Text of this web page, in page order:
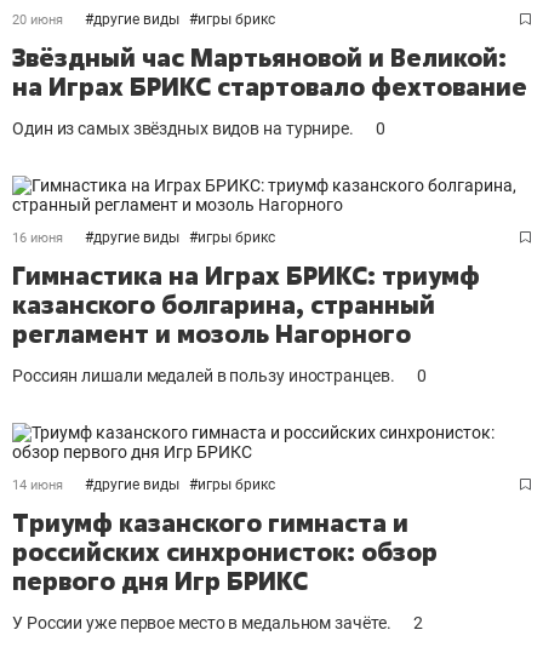
20 июня #другие виды #игры брикс
Звёздный час Мартьяновой и Великой:
на Играх БРИКС стартовало фехтование
Один из самых звёздных видов на турнире. 0
16 июня #другие виды #игры брикс
Гимнастика на Играх БРИКС: триумф
казанского болгарина, странный
регламент и мозоль Нагорного
Россиян лишали медалей в пользу иностранцев. 0
14 июня #другие виды #игры брикс
Триумф казанского гимнаста и
российских синхронисток: обзор
первого дня Игр БРИКС
У России уже первое место в медальном зачёте. 2